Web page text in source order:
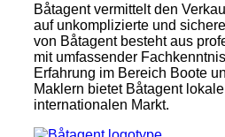
Båtagent vermittelt den
auf unkomplizierte und
von Båtagent besteht aus
mit umfassender
Erfahrung im Bereich Boote
Maklern bietet Båtagent
internationalen Markt.